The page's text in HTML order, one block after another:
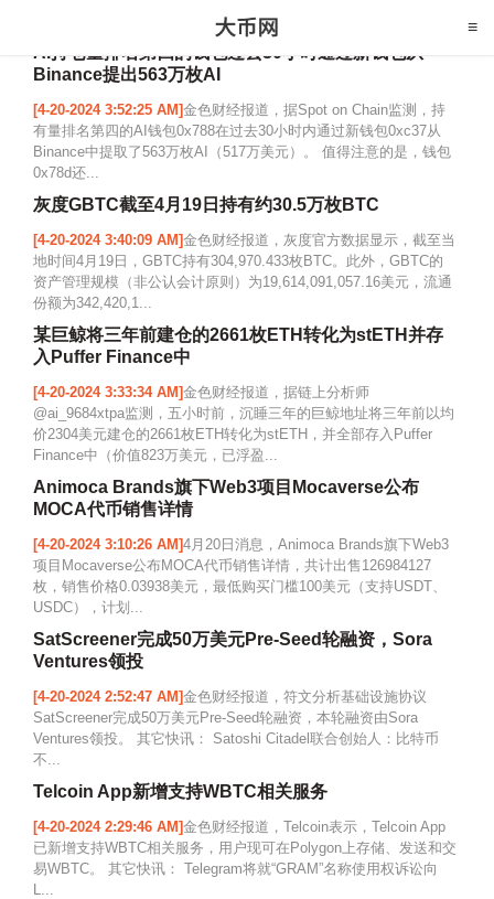
AI持仓量排名第四的钱包过去30小时通过新钱包从
Binance提出563万枚AI
[4-20-2024 3:52:25 AM]金色财经报道，据Spot on Chain监测，持
有量排名第四的AI钱包0x788在过去30小时内通过新钱包0xc37从
Binance中提取了563万枚AI（517万美元）。 值得注意的是，钱包
0x78d还...
灰度GBTC截至4月19日持有约30.5万枚BTC
[4-20-2024 3:40:09 AM]金色财经报道，灰度官方数据显示，截至当
地时间4月19日，GBTC持有304,970.433枚BTC。此外，GBTC的
资产管理规模（非公认会计原则）为19,614,091,057.16美元，流通
份额为342,420,1...
某巨鲸将三年前建仓的2661枚ETH转化为stETH并存
入Puffer Finance中
[4-20-2024 3:33:34 AM]金色财经报道，据链上分析师
@ai_9684xtpa监测，五小时前，沉睡三年的巨鲸地址将三年前以均
价2304美元建仓的2661枚ETH转化为stETH，并全部存入Puffer
Finance中（价值823万美元，已浮盈...
Animoca Brands旗下Web3项目Mocaverse公布
MOCA代币销售详情
[4-20-2024 3:10:26 AM]4月20日消息，Animoca Brands旗下Web3
项目Mocaverse公布MOCA代币销售详情，共计出售126984127
枚，销售价格0.03938美元，最低购买门槛100美元（支持USDT、
USDC），计划...
SatScreener完成50万美元Pre-Seed轮融资，Sora
Ventures领投
[4-20-2024 2:52:47 AM]金色财经报道，符文分析基础设施协议
SatScreener完成50万美元Pre-Seed轮融资，本轮融资由Sora
Ventures领投。 其它快讯： Satoshi Citadel联合创始人：比特币
不...
Telcoin App新增支持WBTC相关服务
[4-20-2024 2:29:46 AM]金色财经报道，Telcoin表示，Telcoin App
已新增支持WBTC相关服务，用户现可在Polygon上存储、发送和交
易WBTC。 其它快讯： Telegram将就“GRAM”名称使用权诉讼向
L...